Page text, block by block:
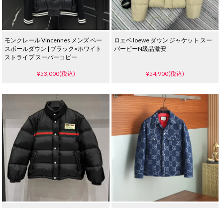
モンクレール Vincennes メンズ ベー
スボールダウン | ブラック×ホワイト
ストライプ スーパーコピー
¥53,000(税込)
ロエベ loewe ダウン ジャケット スー
パーピーN級品激安
¥54,900(税込)